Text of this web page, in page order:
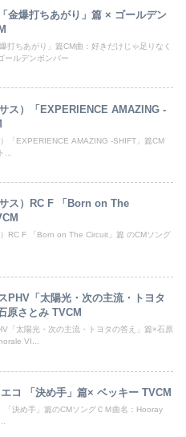
金爆打ちあがり」篇 × ゴールデン
打ちあがり」篇CM曲：好きだけじゃ足りなく
ールデンボンバー
ス）「EXPERIENCE AMAZING -
「EXPERIENCE AMAZING -SHIFT」篇CM
ス）RC F 「Born on The
RC F 「Born on The Circuit」篇 のCMソング
PHV「太陽光・次の主流・トヨタ
原さとみ TVCM
「太陽光・次の主流・トヨタの答え」篇×石原
VI...
コ 「決め手」篇× ベッキー TVCM
「決め手」篇のCMソングＣＭ曲名：Hooray